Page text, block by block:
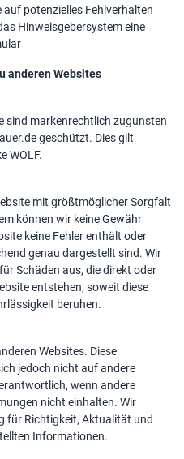
potenzielles Fehlverhalten
Hinweisgebersystem eine
anderen Websites
sind markenrechtlich zugunsten
geschützt. Dies gilt
WOLF.
mit größtmöglicher Sorgfalt
können wir keine Gewähr
keine Fehler enthält oder
genau dargestellt sind. Wir
Schäden aus, die direkt oder
entstehen, soweit diese
beruhen.
Websites. Diese
jedoch nicht auf andere
wenn andere
nicht einhalten. Wir
für Richtigkeit, Aktualität und
Informationen.